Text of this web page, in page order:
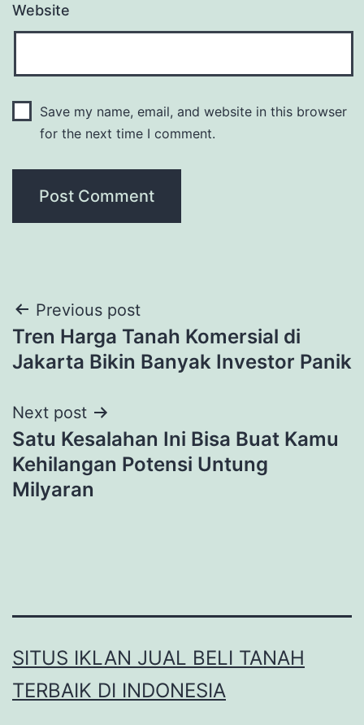
Website
Save my name, email, and website in this browser
for the next time I comment.
Post
navigation
Previous post
Tren Harga Tanah Komersial di
Jakarta Bikin Banyak Investor Panik
Next post
Satu Kesalahan Ini Bisa Buat Kamu
Kehilangan Potensi Untung
Milyaran
SITUS IKLAN JUAL BELI TANAH
TERBAIK DI INDONESIA